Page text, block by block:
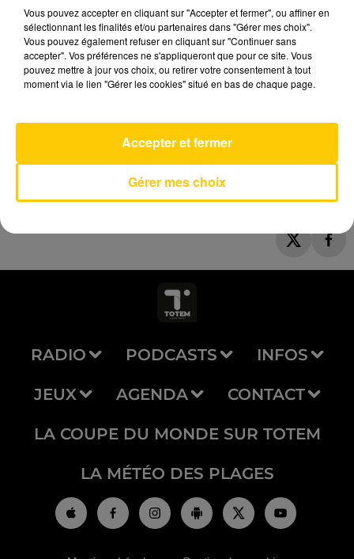
DAVID FIRMIN
AVEYRON NORD
RADIO PODCASTS INFOS
JEUX AGENDA CONTACT
LA COUPE DU MONDE SUR TOTEM
LA MÉTÉO DES PLAGES
Vous pouvez accepter en cliquant sur "Accepter et fermer", ou affiner en
sélectionnant les finalités et/ou partenaires dans "Gérer mes choix".
Vous pouvez également refuser en cliquant sur "Continuer sans
accepter". Vos préférences ne s'appliqueront que pour ce site. Vous
pouvez mettre à jour vos choix, ou retirer votre consentement à tout
moment via le lien "Gérer les cookies" situé en bas de chaque page.
Gérer mes choix
Accepter et fermer